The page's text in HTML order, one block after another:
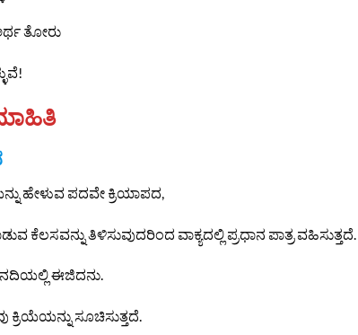
ತೋರು
ಹೇಳುವ ಪದವೇ ಕ್ರಿಯಾಪದ,
ಕೆಲಸವನ್ನು ತಿಳಿಸುವುದರಿಂದ ವಾಕ್ಯದಲ್ಲಿ ಪ್ರಧಾನ ಪಾತ್ರ ವಹಿಸುತ್ತದೆ.
ಈಜಿದನು.
ಕ್ರಿಯೆಯನ್ನು ಸೂಚಿಸುತ್ತದೆ.